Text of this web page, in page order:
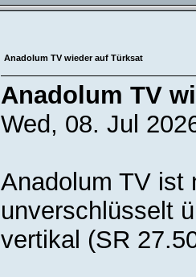
Anadolum TV wieder auf Türksat
Anadolum TV
Wed, 08. Jul
Anadolum TV ist
unverschlüsselt
vertikal (SR